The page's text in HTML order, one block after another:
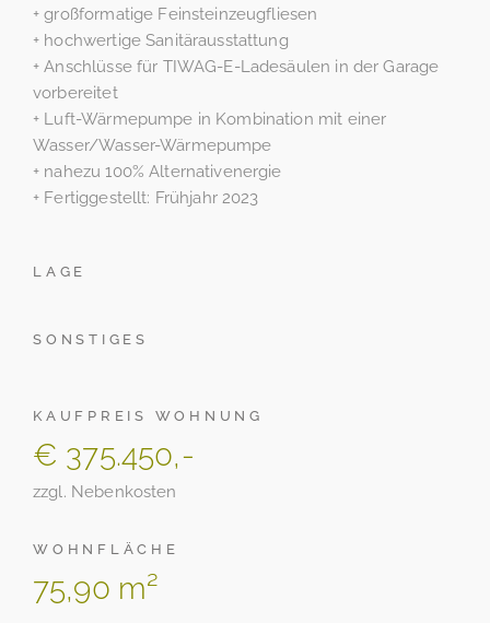
+ großformatige Feinsteinzeugfliesen
+ hochwertige Sanitärausstattung
+ Anschlüsse für TIWAG-E-Ladesäulen in der Garage
vorbereitet
+ Luft-Wärmepumpe in Kombination mit einer
Wasser/Wasser-Wärmepumpe
+ nahezu 100% Alternativenergie
+ Fertiggestellt: Frühjahr 2023
LAGE
SONSTIGES
KAUFPREIS WOHNUNG
€ 375.450,-
zzgl. Nebenkosten
WOHNFLÄCHE
75,90 m²